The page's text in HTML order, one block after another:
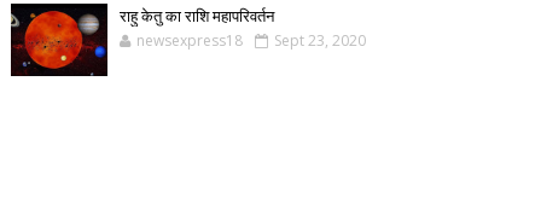
राहु केतु का राशि महापरिवर्तन
newsexpress18 Sept 23, 2020